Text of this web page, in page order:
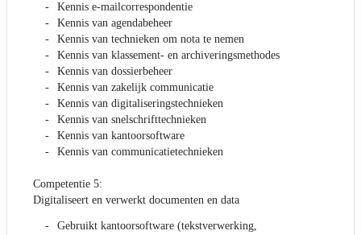
Kennis e-mailcorrespondentie
Kennis van agendabeheer
Kennis van technieken om nota te nemen
Kennis van klassement- en archiveringsmethodes
Kennis van dossierbeheer
Kennis van zakelijk communicatie
Kennis van digitaliseringstechnieken
Kennis van snelschrifttechnieken
Kennis van kantoorsoftware
Kennis van communicatietechnieken
Competentie 5:
Digitaliseert en verwerkt documenten en data
Gebruikt kantoorsoftware (tekstverwerking,